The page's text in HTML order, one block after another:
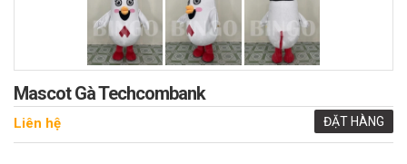
Mascot Gà Techcombank
ĐẶT HÀNG
Liên hệ